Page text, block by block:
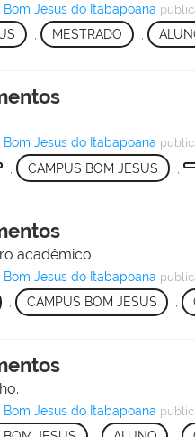
Jesus do Itabapoana
MESTRADO
Jesus do Itabapoana
, CAMPUS BOM JESUS ,
acadêmico.
Jesus do Itabapoana
, CAMPUS BOM JESUS ,
Jesus do Itabapoana